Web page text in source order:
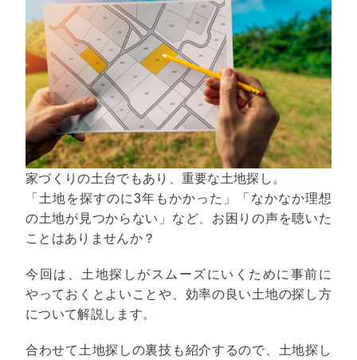
家づくりの土台でもあり、重要な土地探し。
「土地を探すのに3年もかかった」「なかなか理想
の土地が見つからない」など、お困りの声を聴いた
ことはありませんか？
今回は、土地探しがスムーズにいくために事前に
やっておくとよいことや、効率の良い土地の探し方
について解説します。
合わせて土地探しの裏技も紹介するので、土地探し